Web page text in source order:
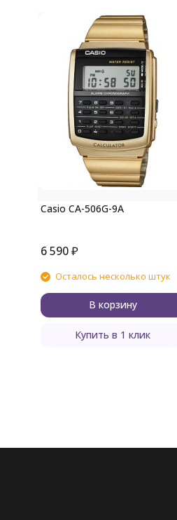
Casio CA-506G-9A
6 590 ₽
Осталось несколько штук
В корзину
Купить в 1 клик